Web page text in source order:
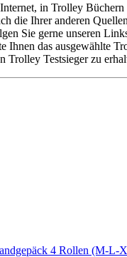
in Trolley
die Ihrer anderen
Sie gerne unseren
Ihnen das ausgewählte
Trolley Testsieger zu
4 Rollen (M-L-